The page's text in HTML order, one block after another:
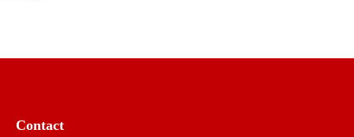
Contact